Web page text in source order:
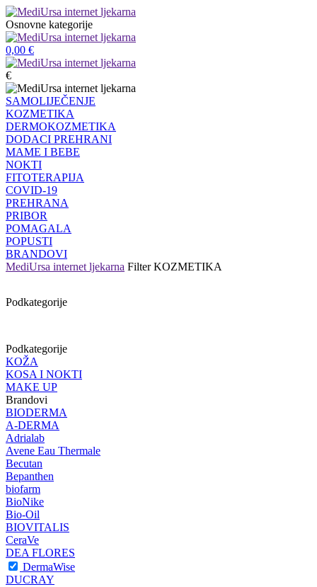
Osnovne kategorije
0,00 €
€
SAMOLIJEČENJE
KOZMETIKA
DERMOKOZMETIKA
DODACI PREHRANI
MAME I BEBE
NOKTI
FITOTERAPIJA
COVID-19
PREHRANA
PRIBOR
POMAGALA
POPUSTI
BRANDOVI
MediUrsa internet ljekarna Filter KOZMETIKA
Podkategorije
Podkategorije
KOŽA
KOSA I NOKTI
MAKE UP
Brandovi
BIODERMA
A-DERMA
Adrialab
Avene Eau Thermale
Becutan
Bepanthen
biofarm
BioNike
Bio-Oil
BIOVITALIS
CeraVe
DEA FLORES
DermaWise
DUCRAY